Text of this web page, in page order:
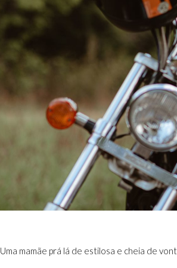
Uma mamãe prá lá de estilosa e cheia de